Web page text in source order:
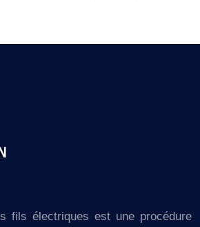
fils électriques est une procédure